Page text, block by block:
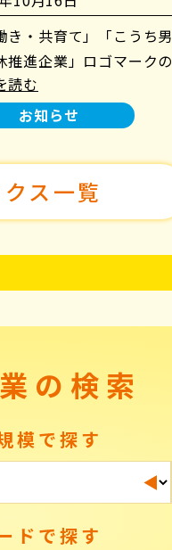
き・共育て」「こうち男
推進企業」ロゴマークの
いて
読む
お知らせ
ス一覧
の検索
模で探す
ドで探す